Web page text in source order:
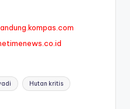
Hutan kritis